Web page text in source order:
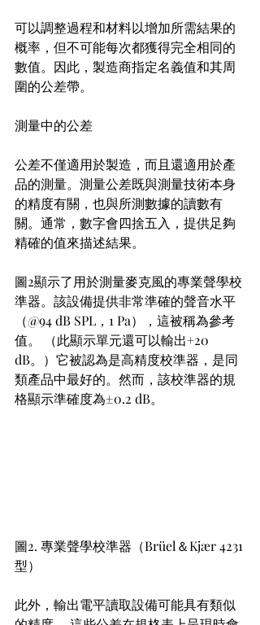
可以調整過程和材料以增加所需結果的
概率，但不可能每次都獲得完全相同的
數值。因此，製造商指定名義值和其周
圍的公差帶。
測量中的公差
公差不僅適用於製造，而且還適用於產
品的測量。測量公差既與測量技術本身
的精度有關，也與所測數據的讀數有
關。通常，數字會四捨五入，提供足夠
精確的值來描述結果。
圖2顯示了用於測量麥克風的專業聲學校
準器。該設備提供非常準確的聲音水平
（@94 dB SPL，1 Pa），這被稱為參考
值。 （此顯示單元還可以輸出+20
dB。）它被認為是高精度校準器，是同
類產品中最好的。然而，該校準器的規
格顯示準確度為±0.2 dB。
圖2. 專業聲學校準器（Brüel＆Kjær 4231
型）
此外，輸出電平讀取設備可能具有類似